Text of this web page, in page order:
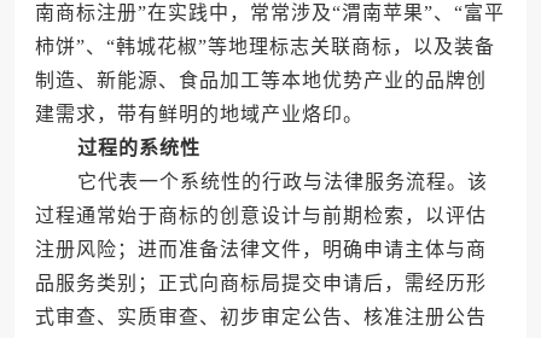
南商标注册”在实践中，常常涉及“渭南苹果”、“富平
柿饼”、“韩城花椒”等地理标志关联商标，以及装备
制造、新能源、食品加工等本地优势产业的品牌创
建需求，带有鲜明的地域产业烙印。
过程的系统性
它代表一个系统性的行政与法律服务流程。该
过程通常始于商标的创意设计与前期检索，以评估
注册风险；进而准备法律文件，明确申请主体与商
品服务类别；正式向商标局提交申请后，需经历形
式审查、实质审查、初步审定公告、核准注册公告